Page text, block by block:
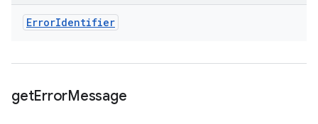
ErrorIdentifier
getErrorMessage